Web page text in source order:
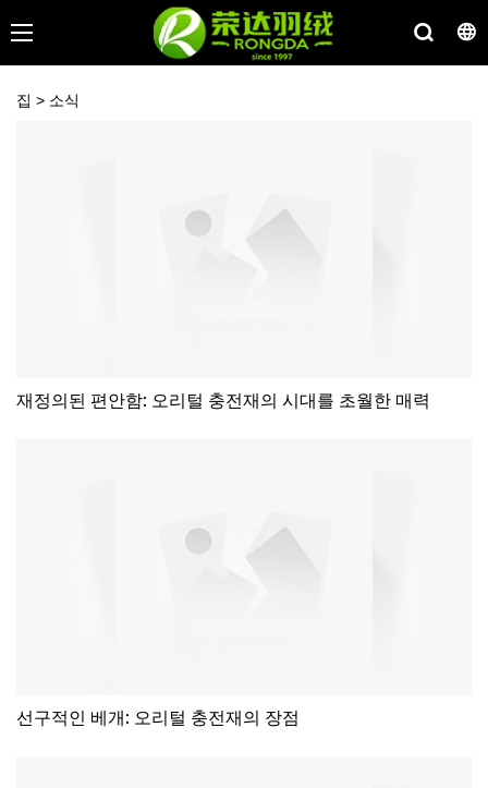
집 > 소식
재정의된 편안함: 오리털 충전재의 시대를 초월한 매력
선구적인 베개: 오리털 충전재의 장점